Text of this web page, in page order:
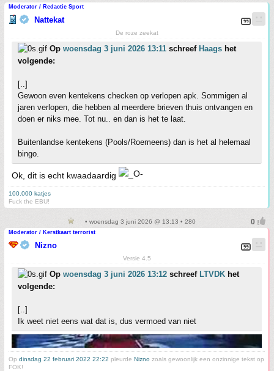
Moderator / Redactie Sport
Nattekat
De roze zeekat
Op woensdag 3 juni 2026 13:11 schreef Haags het
volgende:
[..]
Gewoon even kentekens checken op verlopen apk. Sommigen al
jaren verlopen, die hebben al meerdere brieven thuis ontvangen en
doen er niks mee. Tot nu.. en dan is het te laat.
Buitenlandse kentekens (Pools/Roemeens) dan is het al helemaal
bingo.
Ok, dit is echt kwaadaardig
100.000 katjes
Fuck the EBU!
• woensdag 3 juni 2026 @ 13:13 • 280
Moderator / Kerstkaart terrorist
Nizno
Versie 4.5
Op woensdag 3 juni 2026 13:12 schreef LTVDK het
volgende:
[..]
Ik weet niet eens wat dat is, dus vermoed van niet
Op dinsdag 22 februari 2022 22:22 pleurde Nizno zoals gewoonlijk een onzinnige tekst op
FOK!